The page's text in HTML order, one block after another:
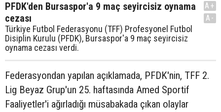
PFDK'den Bursaspor'a 9 maç seyircisiz oynama
cezası
Türkiye Futbol Federasyonu (TFF) Profesyonel Futbol
Disiplin Kurulu (PFDK), Bursaspor'a 9 maç seyircisiz
oynama cezası verdi.
A+
A-
Federasyondan yapılan açıklamada, PFDK'nin, TFF 2.
Lig Beyaz Grup'un 25. haftasında Amed Sportif
Faaliyetler'i ağırladığı müsabakada çıkan olaylar